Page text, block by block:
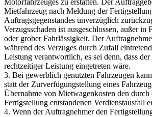
Mietfahrzeug nach Meldung der
Auftragsgegenstandes unverzüglich
Verzugsschaden ist ausgeschlossen, außer in
oder grober Fahrlässigkeit. Der
während des Verzuges durch Zufall
Leistung verantwortlich, es sei denn, dass der
rechtzeitiger Leistung eingetreten wäre.
3. Bei gewerblich genutzten Fahrzeugen
statt der Zurverfügungstellung eines
Übernahme von Mietwagenkosten den durch
Fertigstellung entstandenen Verdienstausfall
4. Wenn der Auftragnehmer den